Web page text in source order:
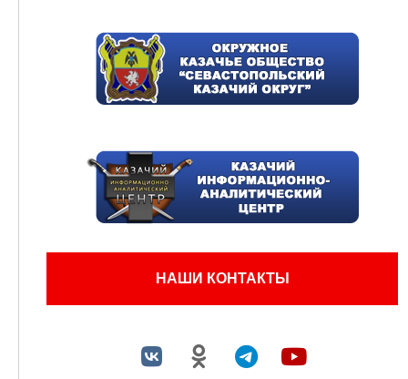
НАШИ КОНТАКТЫ